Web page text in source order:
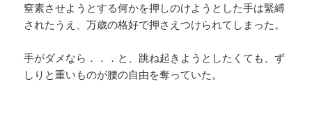
窒素させようとする何かを押しのけようとした手は緊縛
されたうえ、万歳の格好で押さえつけられてしまった。
手がダメなら．．．と、跳ね起きようとしたくても、ず
しりと重いものが腰の自由を奪っていた。